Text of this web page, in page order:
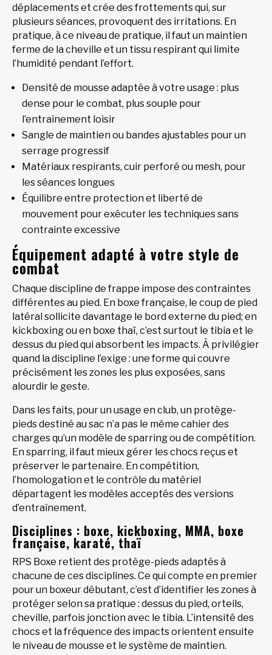
déplacements et crée des frottements qui, sur
plusieurs séances, provoquent des irritations. En
pratique, à ce niveau de pratique, il faut un maintien
ferme de la cheville et un tissu respirant qui limite
l’humidité pendant l’effort.
Densité de mousse adaptée à votre usage : plus
dense pour le combat, plus souple pour
l’entraînement loisir
Sangle de maintien ou bandes ajustables pour un
serrage progressif
Matériaux respirants, cuir perforé ou mesh, pour
les séances longues
Équilibre entre protection et liberté de
mouvement pour exécuter les techniques sans
contrainte excessive
Équipement adapté à votre style de
combat
Chaque discipline de frappe impose des contraintes
différentes au pied. En boxe française, le coup de pied
latéral sollicite davantage le bord externe du pied; en
kickboxing ou en boxe thaï, c’est surtout le tibia et le
dessus du pied qui absorbent les impacts. À privilégier
quand la discipline l’exige : une forme qui couvre
précisément les zones les plus exposées, sans
alourdir le geste.
Dans les faits, pour un usage en club, un protège-
pieds destiné au sac n’a pas le même cahier des
charges qu’un modèle de sparring ou de compétition.
En sparring, il faut mieux gérer les chocs reçus et
préserver le partenaire. En compétition,
l’homologation et le contrôle du matériel
départagent les modèles acceptés des versions
d’entraînement.
Disciplines : boxe, kickboxing, MMA, boxe
française, karaté, thaï
RPS Boxe retient des protège-pieds adaptés à
chacune de ces disciplines. Ce qui compte en premier
pour un boxeur débutant, c’est d’identifier les zones à
protéger selon sa pratique : dessus du pied, orteils,
cheville, parfois jonction avec le tibia. L’intensité des
chocs et la fréquence des impacts orientent ensuite
le niveau de mousse et le système de maintien.